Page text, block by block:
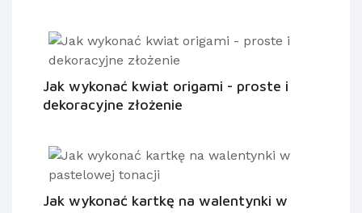
Jak wykonać kwiat origami - proste i
dekoracyjne złożenie
Jak wykonać kartkę na walentynki w